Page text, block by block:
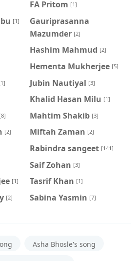
FA Pritom [1]
[1]
Gauriprasanna
Mazumder [2]
Hashim Mahmud [2]
Hementa Mukherjee [5]
Jubin Nautiyal [3]
Khalid Hasan Milu [1]
[8] Mahtim Shakib [3]
[2] Miftah Zaman [2]
Rabindra sangeet [141]
Saif Zohan [3]
[1] Tasrif Khan [1]
[2] ‍Sabina Yasmin [7]
Asha Bhosle's song